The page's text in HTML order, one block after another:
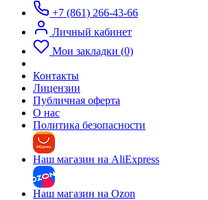
+7 (861) 266-43-66
Личный кабинет
Мои закладки (0)
Контакты
Лицензии
Публичная оферта
О нас
Политика безопасности
Наш магазин на AliExpress
Наш магазин на Ozon